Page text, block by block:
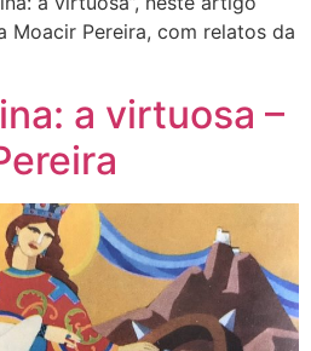
Moacir Pereira, com relatos da
a virtuosa –